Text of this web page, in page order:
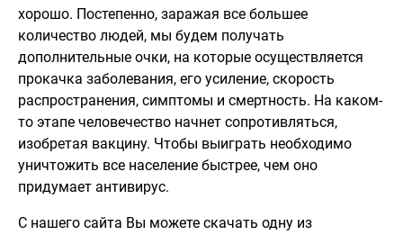
хорошо. Постепенно, заражая все большее
количество людей, мы будем получать
дополнительные очки, на которые осуществляется
прокачка заболевания, его усиление, скорость
распространения, симптомы и смертность. На каком-
то этапе человечество начнет сопротивляться,
изобретая вакцину. Чтобы выиграть необходимо
уничтожить все население быстрее, чем оно
придумает антивирус.
С нашего сайта Вы можете скачать одну из